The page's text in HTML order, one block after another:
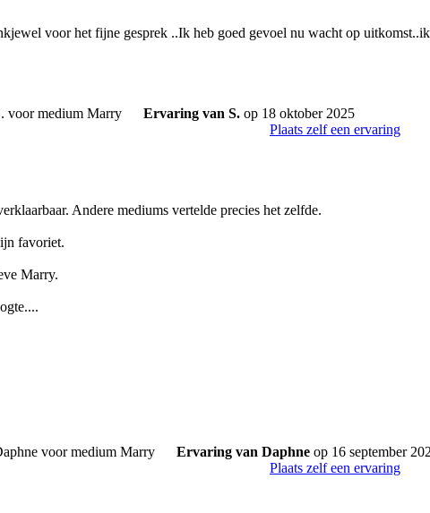
voor het fijne gesprek ..Ik heb goed gevoel nu wacht op
Ervaring van S. op 18 oktober 2025
Plaats zelf een ervaring
Andere mediums vertelde precies het zelfde.
favoriet.
Marry.
Ervaring van Daphne op 16 september
Plaats zelf een ervaring